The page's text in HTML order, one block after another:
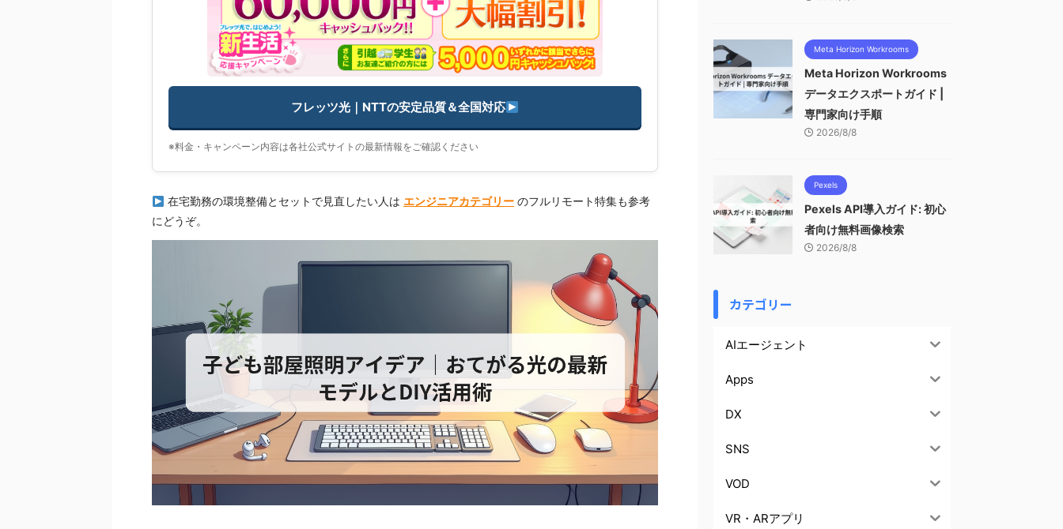
フレッツ光｜NTTの安定品質＆全国対応
※料金・キャンペーン内容は各社公式サイトの最新情報をご確認ください
在宅勤務の環境整備とセットで見直したい人は エンジニアカテゴリーのフルリモート特集も参考
にどうぞ。
Meta Horizon Workrooms
Meta Horizon Workrooms
データエクスポートガイド |
専門家向け手順
2026/8/8
Pexels
Pexels API導入ガイド: 初心
者向け無料画像検索
2026/8/8
カテゴリー
AIエージェント
Apps
DX
SNS
VOD
VR・ARアプリ